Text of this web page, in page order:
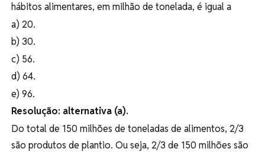
hábitos alimentares, em milhão de tonelada, é igual a
a) 20.
b) 30.
c) 56.
d) 64.
e) 96.
Resolução: alternativa (a).
Do total de 150 milhões de toneladas de alimentos, 2/3
são produtos de plantio. Ou seja, 2/3 de 150 milhões são